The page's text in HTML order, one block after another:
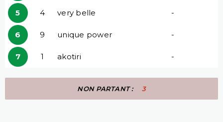
5 4 very belle -
6 9 unique power -
7 1 akotiri -
NON PARTANT : 3